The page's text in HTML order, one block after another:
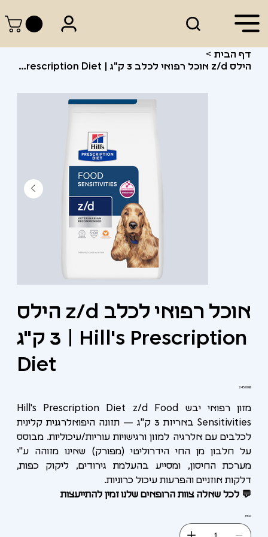
דף הבית >
הילס z/d אוכל רפואי לכלב 3 ק"ג | Hill's Prescription Diet
הילס z/d אוכל רפואי לכלב
3 ק"ג | Hill's Prescription
Diet
מחיר‏245.00 ‏₪
מזון רפואי יבש Hill's Prescription Diet z/d Food
Sensitivities באריזת 3 ק"ג — תזונה היפואלרגנית קלינית
לכלבים עם אלרגיה למזון ורגישויות עוריות/עיכוליות. מבוסס
על חלבון מן החי הידרוליטי (מפורק) שאינו מזוהה ע"י
מערכת החיסון, ומסייע בהעלמת גירודים, ליקוק כפות,
דלקות אוזניים והפרעות עיכול כרוניות.
💬 לכל שאלה צוות הרופאים שלנו זמין להתייעצות
כמות